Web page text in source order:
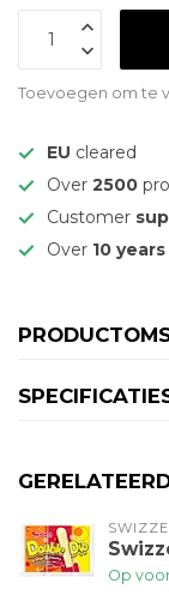
Toevoegen om te
EU cleared
Over 2500
Customer
Over 10 years
Op